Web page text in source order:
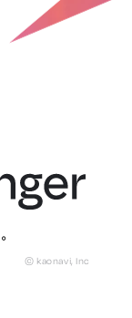
© kaonavi, Inc